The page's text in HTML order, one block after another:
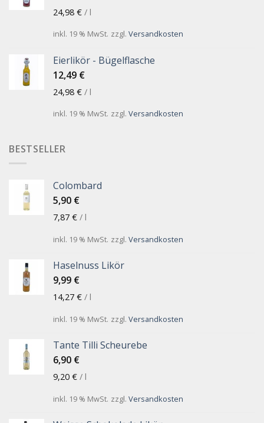
24,98 € / l
inkl. 19 % MwSt. zzgl. Versandkosten
Eierlikör - Bügelflasche
12,49 €
24,98 € / l
inkl. 19 % MwSt. zzgl. Versandkosten
BESTSELLER
Colombard
5,90 €
7,87 € / l
inkl. 19 % MwSt. zzgl. Versandkosten
Haselnuss Likör
9,99 €
14,27 € / l
inkl. 19 % MwSt. zzgl. Versandkosten
Tante Tilli Scheurebe
6,90 €
9,20 € / l
inkl. 19 % MwSt. zzgl. Versandkosten